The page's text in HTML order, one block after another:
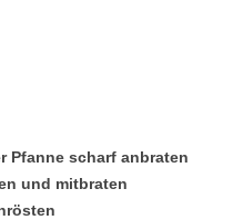
Pfanne scharf anbraten
und mitbraten